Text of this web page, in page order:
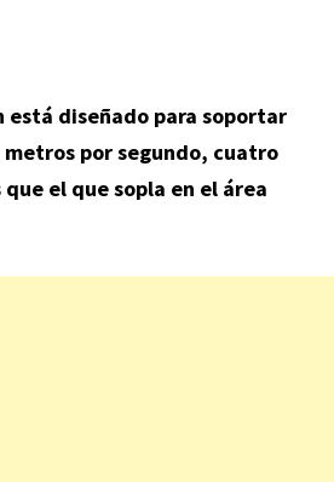
está diseñado para soportar
por segundo, cuatro
el que sopla en el área